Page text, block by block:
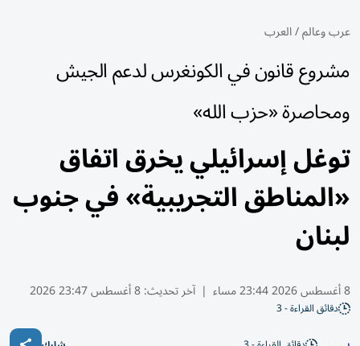
عرب وعالم/العرب
مشروع قانون في الكونغرس لدعم الجيش
ومحاصرة «حزب الله»
توغل إسرائيلي يخرق اتفاق
«المناطق التجريبية» في جنوب
لبنان
8 أغسطس 2026 23:44 مساء | آخر تحديث:8 أغسطس 23:47 2026
دقائق القراءة - 3